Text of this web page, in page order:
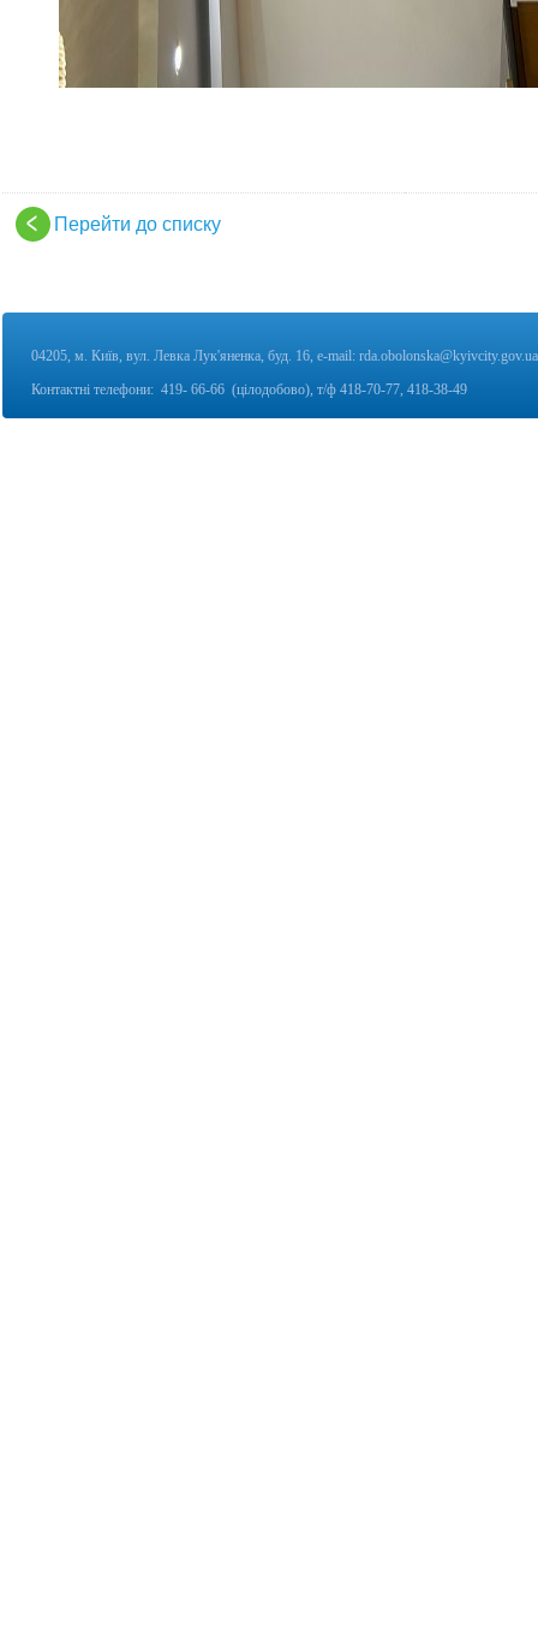
Перейти до списку
04205, м. Київ, вул. Левка Лук'яненка, буд. 16, e-mail: rda.obolonska@kyivcity.gov.ua
Контактні телефони: 419- 66-66 (цілодобово), т/ф 418-70-77, 418-38-49